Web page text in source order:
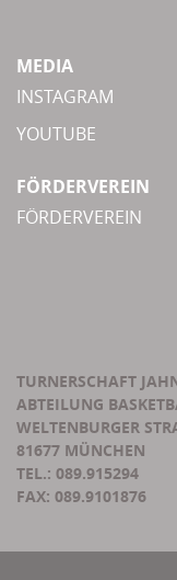
MEDIA
INSTAGRAM
YOUTUBE
FÖRDERVEREIN
FÖRDERVEREIN
TURNERSCHAFT
ABTEILUNG
WELTENBURGER
81677 MÜNCHEN
TEL.: 089.915294
FAX: 089.9101876